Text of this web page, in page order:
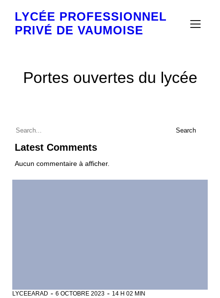
LYCÉE PROFESSIONNEL
PRIVÉ DE VAUMOISE
Portes ouvertes du lycée
Search
Latest Comments
Aucun commentaire à afficher.
LYCEEARAD - 6 OCTOBRE 2023 - 14 H 02 MIN